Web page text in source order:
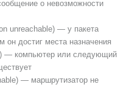
о невозможности
unreachable) — у пакета
он достиг места назначения
— компьютер или следующий
— маршрутизатор не